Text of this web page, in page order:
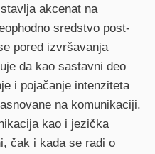
akcenat na
sredstvo post-
pored izvršavanja
da kao sastavni deo
i pojačanje intenziteta
na komunikaciji.
kao i jezička
čak i kada se radi o